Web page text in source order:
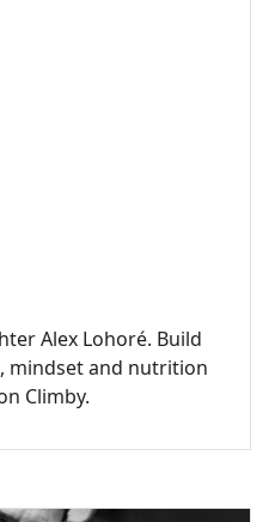
Alex Lohoré. Build
mindset and nutrition
Climby.